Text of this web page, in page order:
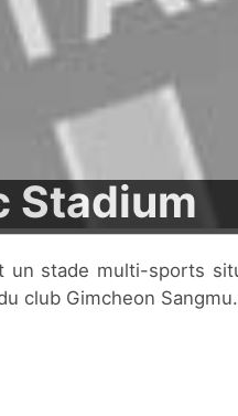
Stadium
club Gimcheon Sangmu.